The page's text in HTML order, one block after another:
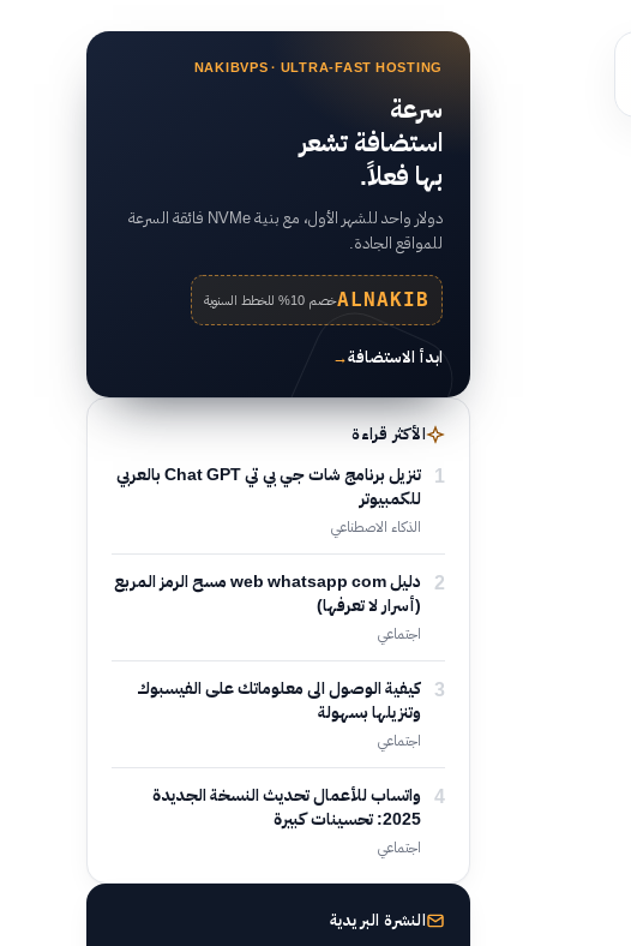
NAKIBVPS · ULTRA-FAST HOSTING
سرعة
استضافة تشعر
بها فعلاً.
دولار واحد للشهر الأول، مع بنية NVMe فائقة السرعة
للمواقع الجادة.
ALNAKIBخصم 10% للخطط السنوية
ابدأ الاستضافة→
الأكثر قراءة
1
تنزيل برنامج شات جي بي تي Chat GPT بالعربي
للكمبيوتر
الذكاء الاصطناعي
2
دليل web whatsapp com مسح الرمز المربع
(أسرار لا تعرفها)
اجتماعي
3 كيفية الوصول الى معلوماتك على الفيسبوك
وتنزيلها بسهولة
اجتماعي
4 واتساب للأعمال تحديث النسخة الجديدة
2025: تحسينات كبيرة
اجتماعي
النشرة البريدية